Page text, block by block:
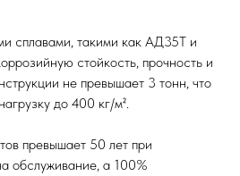
сплавами, такими как АД35Т и
стойкость, прочность и
не превышает 3 тонн, что
до 400 кг/м².
превышает 50 лет при
обслуживание, а 100%